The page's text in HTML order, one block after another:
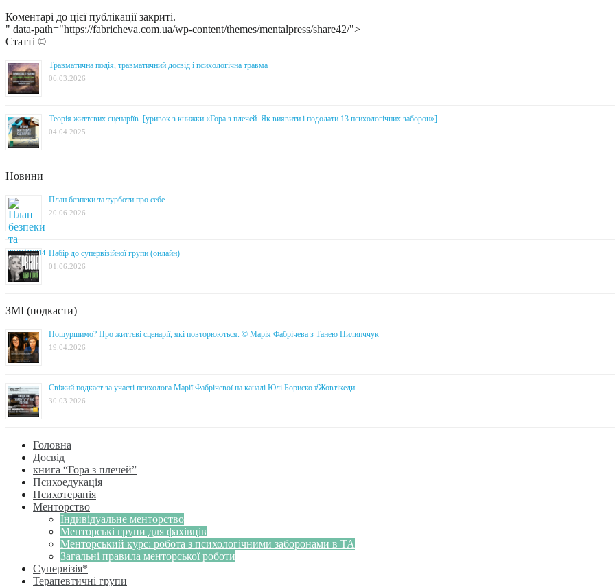
Коментарі до цієї публікації закриті.
" data-path="https://fabricheva.com.ua/wp-content/themes/mentalpress/share42/">
Статті ©
Травматична подія, травматичний досвід і психологічна травма
06.03.2026
Теорія життєвих сценаріїв. [уривок з книжки «Гора з плечей. Як виявити і подолати 13 психологічних заборон»]
04.04.2025
Новини
План безпеки та турботи про себе
20.06.2026
Набір до супервізійної групи (онлайн)
01.06.2026
ЗМІ (подкасти)
Пошуршимо? Про життєві сценарії, які повторюються. © Марія Фабрічева з Танею Пилипччук
19.04.2026
Свіжий подкаст за участі психолога Марії Фабрічевої на каналі Юлі Бориско #Жовтікеди
30.03.2026
Головна
Досвід
книга “Гора з плечей”
Психоедукація
Психотерапія
Менторство
Індивідуальне менторство
Менторські групи для фахівців
Менторський курс: робота з психологічними заборонами в ТА
Загальні правила менторської роботи
Супервізія*
Терапевтичні групи